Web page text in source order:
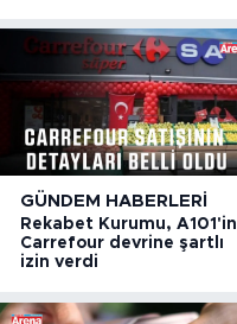
GÜNDEM HABERLERI
Rekabet Kurumu, A101'in
Carrefour devrine şartlı
izin verdi